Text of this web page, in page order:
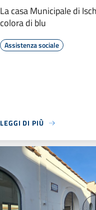
La casa Municipale di
colora di blu
Assistenza sociale
LEGGI DI PIÙ